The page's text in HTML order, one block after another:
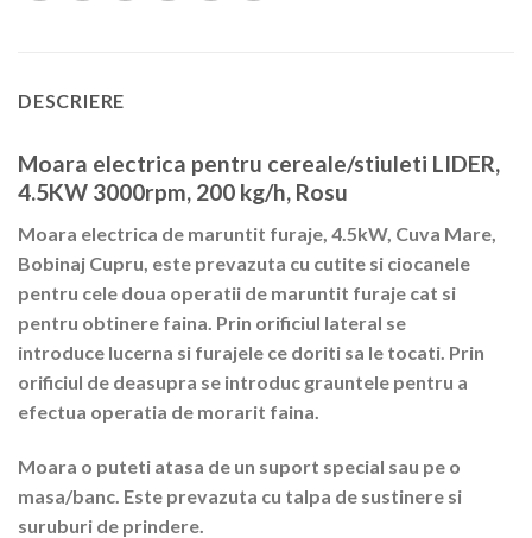
DESCRIERE
Moara electrica pentru cereale/stiuleti LIDER,
4.5KW 3000rpm, 200 kg/h, Rosu
Moara electrica de maruntit furaje, 4.5kW, Cuva Mare,
Bobinaj Cupru, este prevazuta cu cutite si ciocanele
pentru cele doua operatii de maruntit furaje cat si
pentru obtinere faina. Prin orificiul lateral se
introduce lucerna si furajele ce doriti sa le tocati. Prin
orificiul de deasupra se introduc grauntele pentru a
efectua operatia de morarit faina.
Moara o puteti atasa de un suport special sau pe o
masa/banc. Este prevazuta cu talpa de sustinere si
suruburi de prindere.